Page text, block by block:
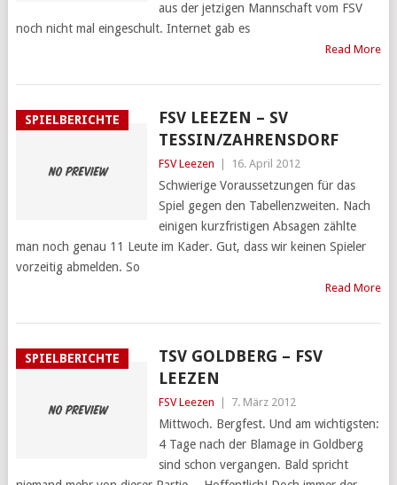
aus der jetzigen Mannschaft vom FSV
noch nicht mal eingeschult. Internet gab es
Read More
SPIELBERICHTE
FSV LEEZEN – SV
TESSIN/ZAHRENSDORF
FSV Leezen 16. April 2012
Schwierige Voraussetzungen für das
Spiel gegen den Tabellenzweiten. Nach
einigen kurzfristigen Absagen zählte
man noch genau 11 Leute im Kader. Gut, dass wir keinen Spieler
vorzeitig abmelden. So
Read More
SPIELBERICHTE
TSV GOLDBERG – FSV
LEEZEN
FSV Leezen 7. März 2012
Mittwoch. Bergfest. Und am wichtigsten:
4 Tage nach der Blamage in Goldberg
sind schon vergangen. Bald spricht